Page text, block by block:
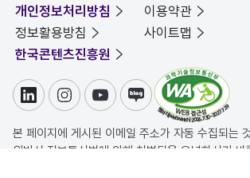
개인정보처리방침
이용약관
정보활용방침
사이트맵
한국콘텐츠진흥원
링크드인인스타그램
유튜브블로그
본 페이지에 게시된 이메일 주소가 자동 수집되는
위반시 정보통신법에 의해 처벌됨을 유념하시기 바